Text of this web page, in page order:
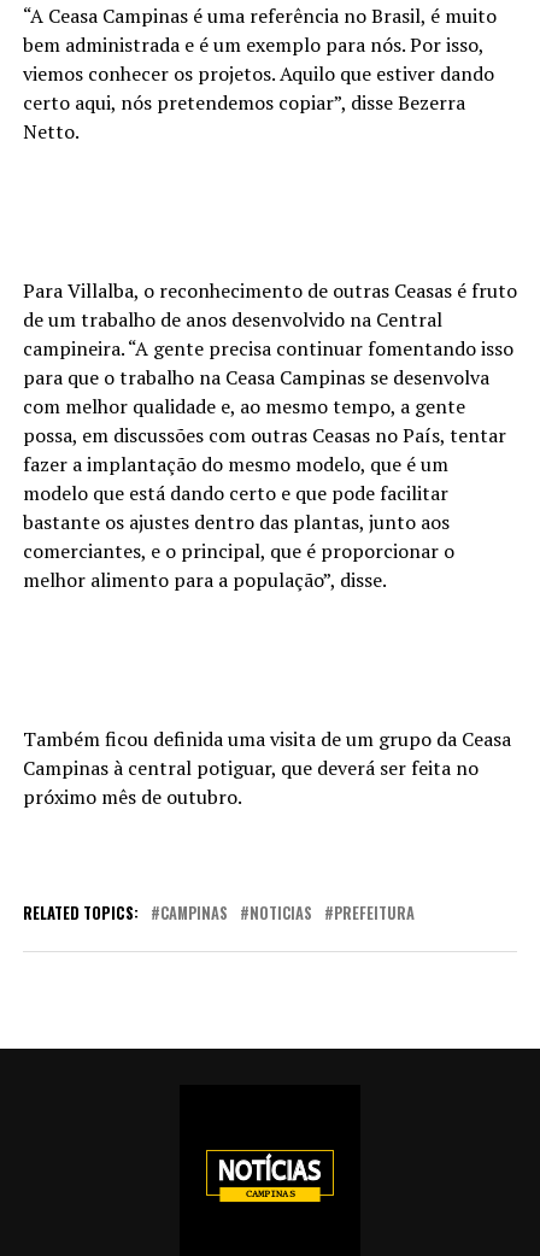
“A Ceasa Campinas é uma referência no Brasil, é muito
bem administrada e é um exemplo para nós. Por isso,
viemos conhecer os projetos. Aquilo que estiver dando
certo aqui, nós pretendemos copiar”, disse Bezerra
Netto.
Para Villalba, o reconhecimento de outras Ceasas é fruto
de um trabalho de anos desenvolvido na Central
campineira. “A gente precisa continuar fomentando isso
para que o trabalho na Ceasa Campinas se desenvolva
com melhor qualidade e, ao mesmo tempo, a gente
possa, em discussões com outras Ceasas no País, tentar
fazer a implantação do mesmo modelo, que é um
modelo que está dando certo e que pode facilitar
bastante os ajustes dentro das plantas, junto aos
comerciantes, e o principal, que é proporcionar o
melhor alimento para a população”, disse.
Também ficou definida uma visita de um grupo da Ceasa
Campinas à central potiguar, que deverá ser feita no
próximo mês de outubro.
RELATED TOPICS: CAMPINAS NOTICIAS PREFEITURA